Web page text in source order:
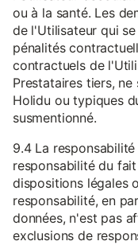
ou à la santé. Les
de l'Utilisateur qui
pénalités
contractuels de
Prestataires tiers,
Holidu ou typiques
susmentionné.
9.4 La
responsabilité du
dispositions légales
responsabilité, en
données, n'est pas
exclusions de